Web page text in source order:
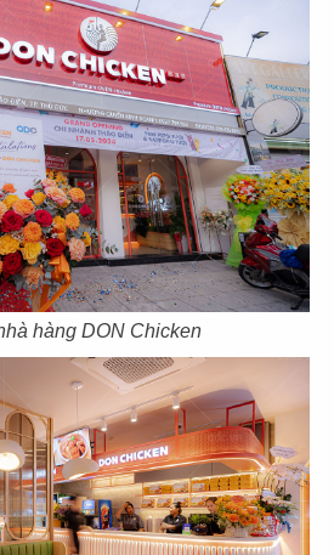
hàng DON Chicken
110
THAI MARKET
CN Emart Gò Vấp
112
PAT KAO THAI 1
CN Mỹ Tho